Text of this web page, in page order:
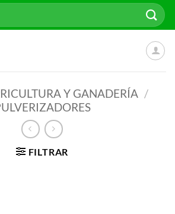
Y GANADERÍA /
FILTRAR